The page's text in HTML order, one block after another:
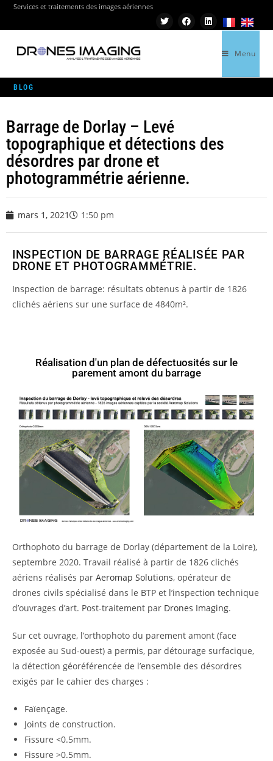
Services et traitements des images aériennes
Menu
BLOG
Barrage de Dorlay – Levé
topographique et détections des
désordres par drone et
photogrammétrie aérienne.
mars 1, 2021 1:50 pm
INSPECTION DE BARRAGE RÉALISÉE PAR
DRONE ET PHOTOGRAMMÉTRIE.
Inspection de barrage: résultats obtenus à partir de 1826
clichés aériens sur une surface de 4840m².
Réalisation d'un plan de défectuosités sur le
parement amont du barrage
Orthophoto du barrage de Dorlay (département de la Loire),
septembre 2020. Travail réalisé à partir de 1826 clichés
aériens réalisés par Aeromap Solutions, opérateur de
drones civils spécialisé dans le BTP et l’inspection technique
d’ouvrages d’art. Post-traitement par Drones Imaging.
Sur cet ouvrage, l’orthophoto du parement amont (face
exposée au Sud-ouest) a permis, par détourage surfacique,
la détection géoréférencée de l’ensemble des désordres
exigés par le cahier des charges :
Faïençage.
Joints de construction.
Fissure <0.5mm.
Fissure >0.5mm.